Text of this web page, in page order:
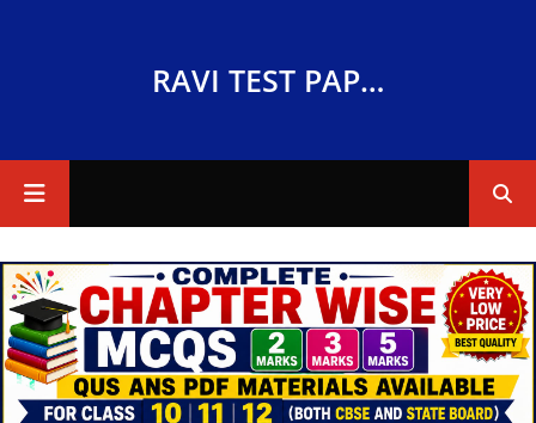
RAVI TEST PAPERS